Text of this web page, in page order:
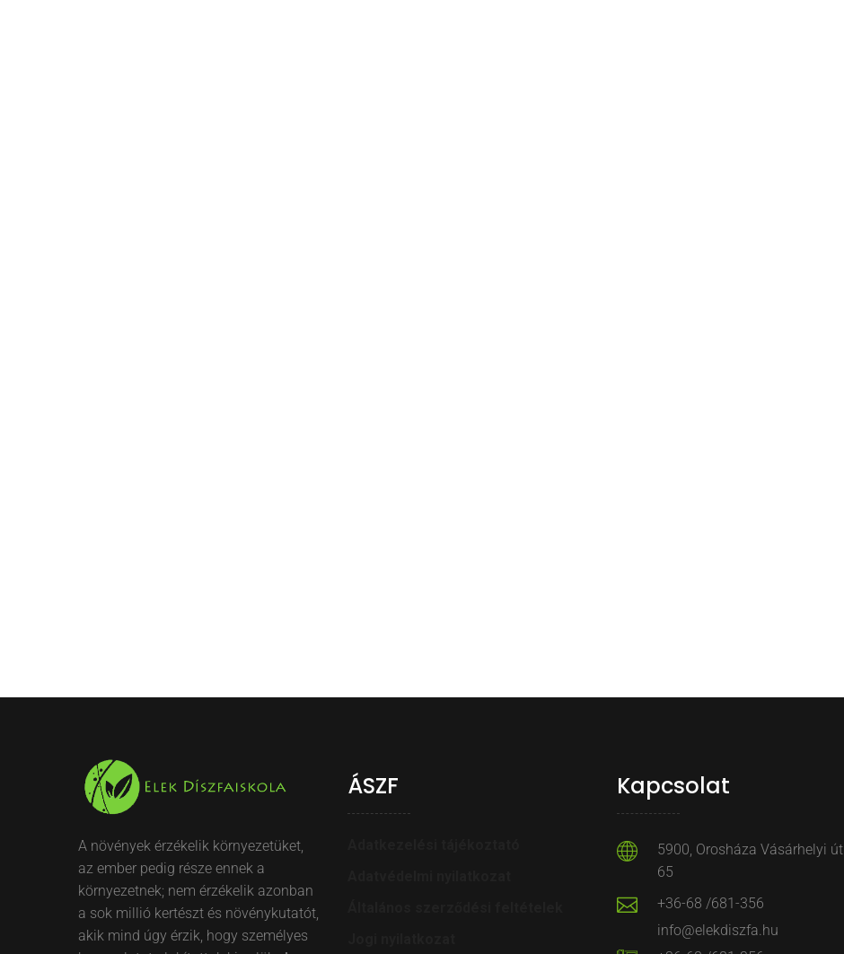
A növények érzékelik környezetüket,
az ember pedig része ennek a
környezetnek; nem érzékelik azonban
a sok millió kertészt és növénykutatót,
akik mind úgy érzik, hogy személyes
ÁSZF Kapcsolat
5900, Orosháza Vásárhelyi út
65
+36-68 /681-356
info@elekdiszfa.hu